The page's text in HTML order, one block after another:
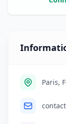
Paris,